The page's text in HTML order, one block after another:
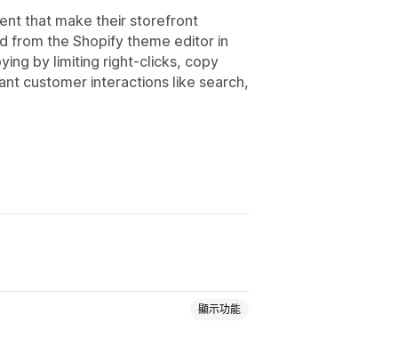
that make their storefront
from the Shopify theme editor in
by limiting right-clicks, copy
customer interactions like search,
顯示功能